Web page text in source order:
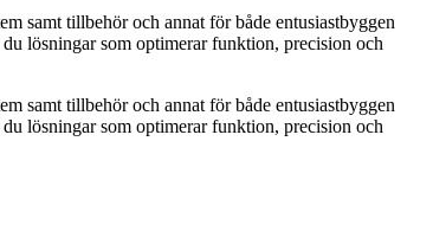
samt tillbehör och annat för både entusiastbyggen
lösningar som optimerar funktion, precision och
samt tillbehör och annat för både entusiastbyggen
lösningar som optimerar funktion, precision och